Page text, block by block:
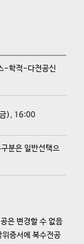
-학적-다전공신
), 16:00
분은 일반선택으
은 변경할 수 없음
증서에 복수전공